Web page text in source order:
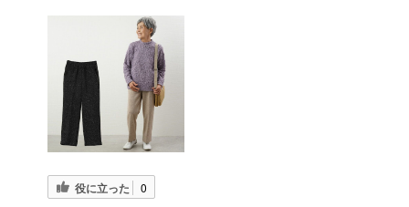
役に立った 0